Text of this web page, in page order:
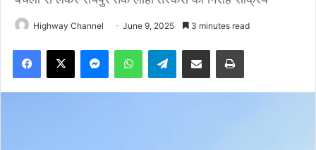
Highway Channel June 9, 2025 3 minutes read
Facebook
X MessengerWhatsAppTelegramShare via Email Print